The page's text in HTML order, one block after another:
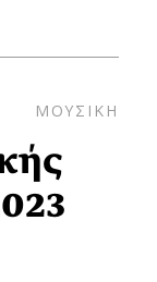
ΜΟΥΣΙΚΗ